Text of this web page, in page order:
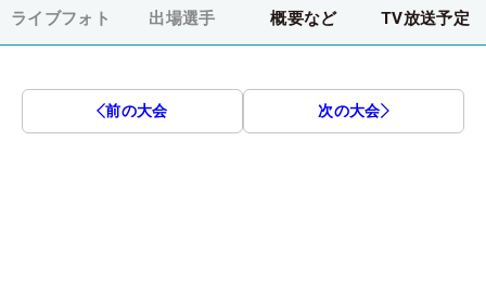
ライブフォト 出場選手 概要など TV放送予定
前の大会 次の大会